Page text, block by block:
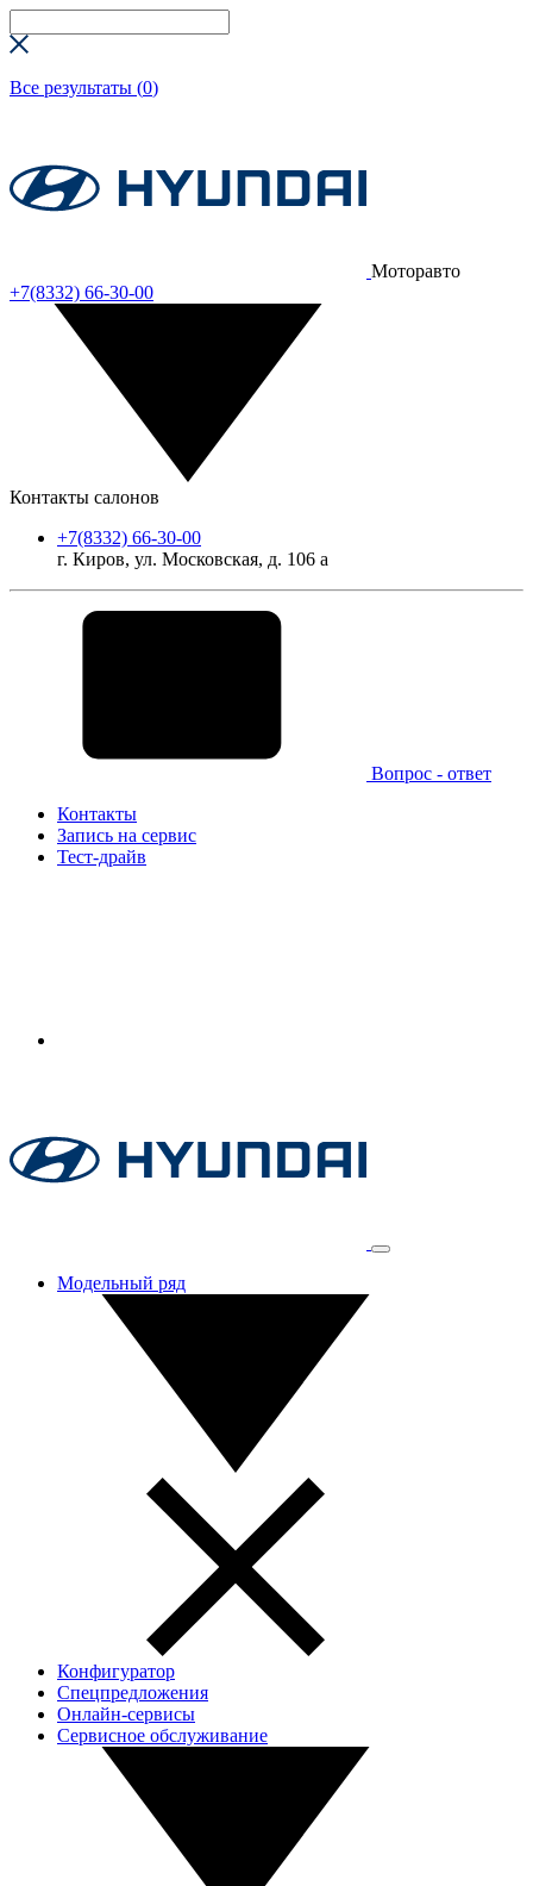
Все результаты (0)
Моторавто
+7(8332) 66-30-00
Контакты салонов
+7(8332) 66-30-00
г. Киров, ул. Московская, д. 106 а
Вопрос - ответ
Контакты
Запись на сервис
Тест-драйв
Модельный ряд
Конфигуратор
Спецпредложения
Онлайн-сервисы
Сервисное обслуживание